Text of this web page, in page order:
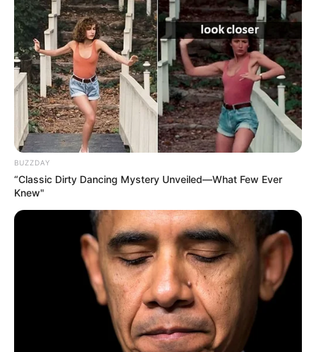
BUZZDAY
“Classic Dirty Dancing Mystery Unveiled—What Few Ever
Knew"